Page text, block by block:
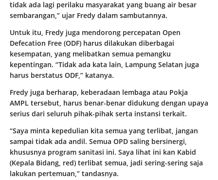
tidak ada lagi perilaku masyarakat yang buang air besar
sembarangan,” ujar Fredy dalam sambutannya.
Untuk itu, Fredy juga mendorong percepatan Open
Defecation Free (ODF) harus dilakukan diberbagai
kesempatan, yang melibatkan semua pemangku
kepentingan. “Tidak ada kata lain, Lampung Selatan juga
harus berstatus ODF,” katanya.
Fredy juga berharap, keberadaan lembaga atau Pokja
AMPL tersebut, harus benar-benar didukung dengan upaya
serius dari seluruh pihak-pihak serta instansi terkait.
“Saya minta kepedulian kita semua yang terlibat, jangan
sampai tidak ada andil. Semua OPD saling bersinergi,
khususnya program sanitasi ini. Saya lihat ini kan Kabid
(Kepala Bidang, red) terlibat semua, jadi sering-sering saja
lakukan pertemuan,” tandasnya.